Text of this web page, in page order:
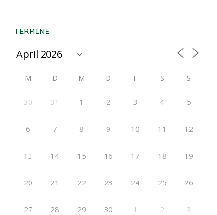
TERMINE
M D M D F S S
30 31 1 2 3 4 5
6 7 8 9 10 11 12
13 14 15 16 17 18 19
20 21 22 23 24 25 26
27 28 29 30 1 2 3